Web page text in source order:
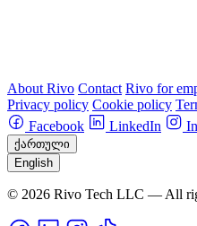
About Rivo Contact Rivo for
Privacy policy Cookie policy
Facebook
LinkedIn
ქართული
English
© 2026 Rivo Tech LLC — All